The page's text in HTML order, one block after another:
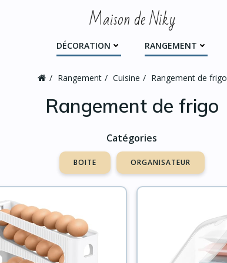
Maison de Niky
DÉCORATION RANGEMENT
Rangement Cuisine Rangement de frigo
Rangement de frigo
Catégories
BOITE ORGANISATEUR